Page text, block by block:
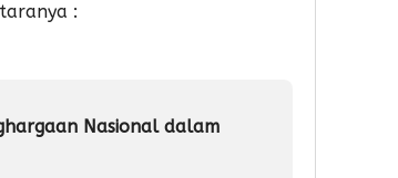
:
Nasional dalam